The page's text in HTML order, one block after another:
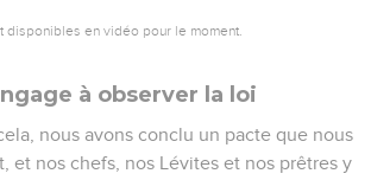
disponibles en vidéo pour le moment.
à observer la loi
nous avons conclu un pacte que nous
et nos chefs, nos Lévites et nos prêtres y